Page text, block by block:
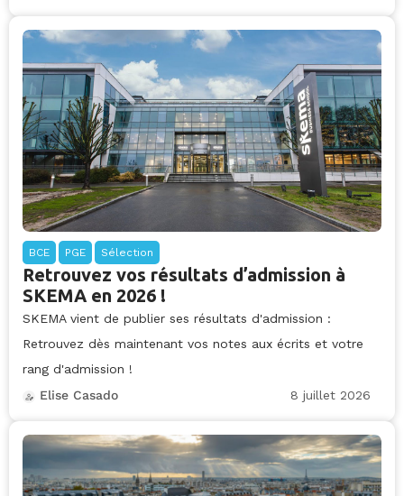
BCE PGE Sélection
Retrouvez vos résultats d’admission à
SKEMA en 2026 !
SKEMA vient de publier ses résultats d'admission :
Retrouvez dès maintenant vos notes aux écrits et votre
rang d'admission !
Elise Casado
8 juillet 2026